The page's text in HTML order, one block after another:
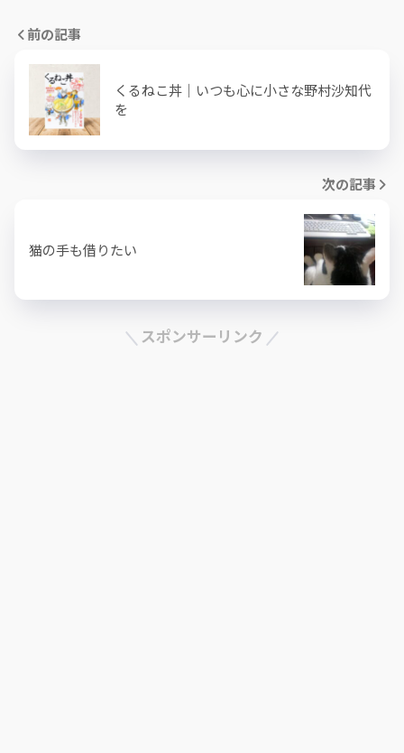
前の記事
くるねこ丼｜いつも心に小さな野村沙知代
を
次の記事
猫の手も借りたい
スポンサーリンク